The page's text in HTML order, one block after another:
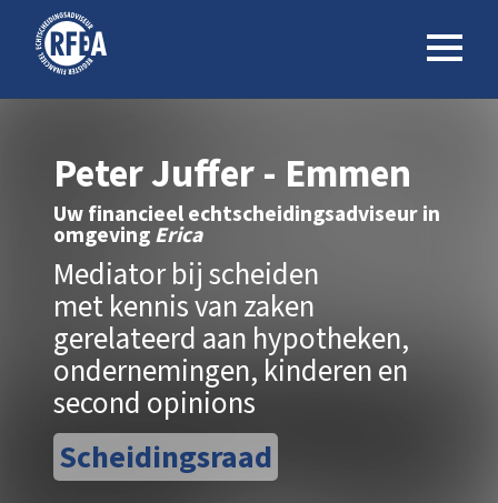
Peter Juffer - Emmen
Uw financieel echtscheidingsadviseur in
omgevingErica
Mediator bij scheiden
met kennis van zaken
gerelateerd aan hypotheken,
ondernemingen, kinderen en
second opinions
Scheidingsraad